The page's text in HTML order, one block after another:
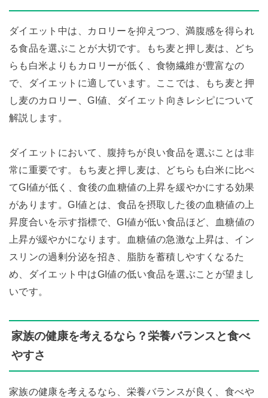
ダイエット中は、カロリーを抑えつつ、満腹感を得られ
る食品を選ぶことが大切です。もち麦と押し麦は、どち
らも白米よりもカロリーが低く、食物繊維が豊富なの
で、ダイエットに適しています。ここでは、もち麦と押
し麦のカロリー、GI値、ダイエット向きレシピについて
解説します。
ダイエットにおいて、腹持ちが良い食品を選ぶことは非
常に重要です。もち麦と押し麦は、どちらも白米に比べ
てGI値が低く、食後の血糖値の上昇を緩やかにする効果
があります。GI値とは、食品を摂取した後の血糖値の上
昇度合いを示す指標で、GI値が低い食品ほど、血糖値の
上昇が緩やかになります。血糖値の急激な上昇は、イン
スリンの過剰分泌を招き、脂肪を蓄積しやすくなるた
め、ダイエット中はGI値の低い食品を選ぶことが望まし
いです。
家族の健康を考えるなら？栄養バランスと食べ
やすさ
家族の健康を考えるなら、栄養バランスが良く、食べや